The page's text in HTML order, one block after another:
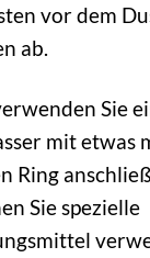
vor dem
ab.
Sie
mit etwas
Ring
Sie spezielle